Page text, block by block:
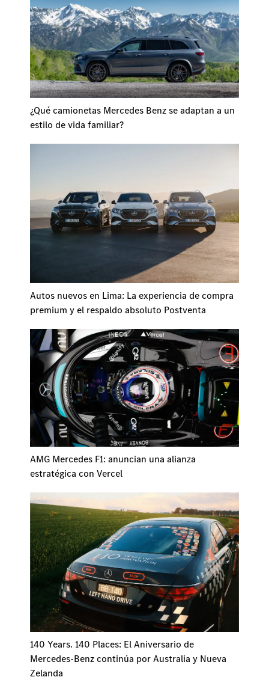
¿Qué camionetas Mercedes Benz se adaptan a un
estilo de vida familiar?
Autos nuevos en Lima: La experiencia de compra
premium y el respaldo absoluto Postventa
AMG Mercedes F1: anuncian una alianza
estratégica con Vercel
140 Years. 140 Places: El Aniversario de
Mercedes-Benz continúa por Australia y Nueva
Zelanda